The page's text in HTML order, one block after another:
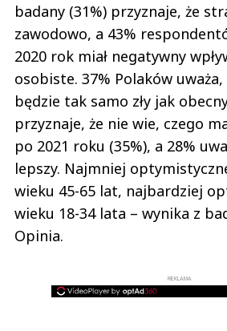
badany (31%) przyznaje, że
zawodowo, a 43%
2020 rok miał negatywny
osobiste. 37% Polaków
będzie tak samo zły jak
przyznaje, że nie wie, czego
po 2021 roku (35%), a 28%
lepszy. Najmniej
wieku 45-65 lat, najbardziej
wieku 18-34 lata – wynika z
Opinia.
REKLAMA